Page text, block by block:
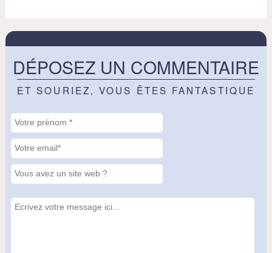
DÉPOSEZ UN COMMENTAIRE
ET SOURIEZ, VOUS ÊTES FANTASTIQUE